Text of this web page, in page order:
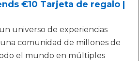
€10 Tarjeta de regalo |
universo de experiencias
comunidad de millones de
el mundo en múltiples